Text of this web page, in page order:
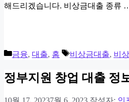
해드리겠습니다. 비상금대출 종류
카
고
리
금융, 대출, 홈
태
비상금대출, 비
정부지원 창업 대출 정
10월 17, 20237월 6, 2023 작성자: 인